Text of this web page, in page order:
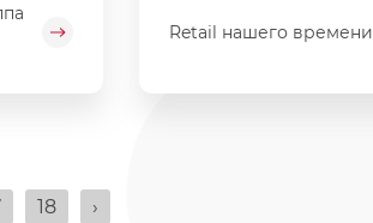
Retail нашего времени
18 ›